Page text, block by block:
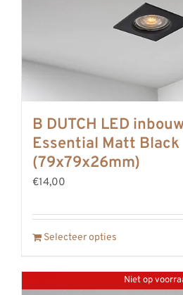
B DUTCH LED
Essential Matt Black
(79x79x26mm)
€14,00
Selecteer opties
Niet op